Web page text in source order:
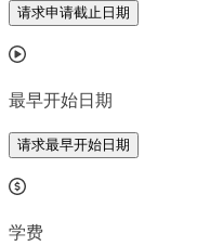
请求申请截止日期
最早开始日期
请求最早开始日期
学费